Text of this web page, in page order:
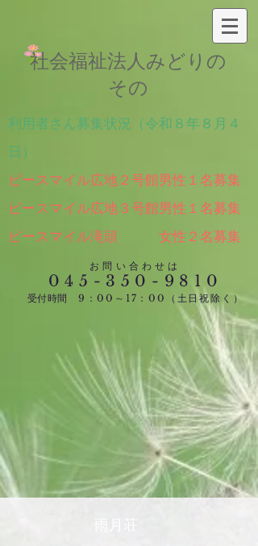
​社会福祉法人みどりの
その
利用者さん募集状況（令和８年８月４
日）
ピースマイル広地２号館男性１名募集
ピースマイル広地３号館男性１名募集
​ピースマイル滝頭 女性２名募集
お問い合わせは
045-350-9810
受付時間 9：00～17：00 （土日祝除く）